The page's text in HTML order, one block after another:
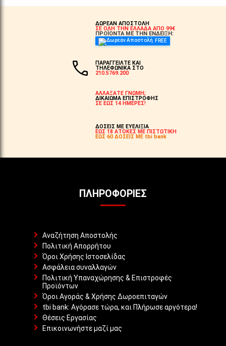
ΔΩΡΕΑΝ ΑΠΟΣΤΟΛΗ
ΣΕ ΟΛΗ ΤΗΝ ΕΛΛΑΔΑ ΑΠΟ 99€
ΠΡΟΪΟΝΤΑ ΜΕ ΤΗΝ ΕΝΔΕΙΞΗ:
FREE
ΠΑΡΑΓΓΕΙΛΤΕ ΚΑΙ
ΤΗΛΕΦΩΝΙΚΑ ΣΤΟ
210.5769.200
ΑΛΛΑΞΑΤΕ ΓΝΩΜΗ;
ΔΙΚΑΙΩΜΑ ΕΠΙΣΤΡΟΦΗΣ
ΣΕ ΕΩΣ 14 ΗΜΕΡΕΣ!
ΔΟΣΕΙΣ ΜΕ ΕΥΕΛΙΞΙΑ
ΕΩΣ 18 ΑΤΟΚΕΣ ΜΕ ΠΙΣΤΩΤΙΚΗ
ΕΩΣ 60 ΔΟΣΕΙΣ ΜΕ tbi bank
ΠΛΗΡΟΦΟΡΊΕΣ
Αναζήτηση Αποστολής
Πολιτική Απορρήτου
Όροι Χρήσης Ιστοσελίδας
Ασφάλεια συναλλαγών
Πολιτική Υπαναχώρησης & Επιστροφές
Προϊόντων
Όροι Αγοράς & Χρήσης Δωροεπιταγών
tbi bank: Αγόρασε τώρα, και Πλήρωσε αργότερα!
Θέσεις Εργασίας
Επικοινωνήστε μαζί μας